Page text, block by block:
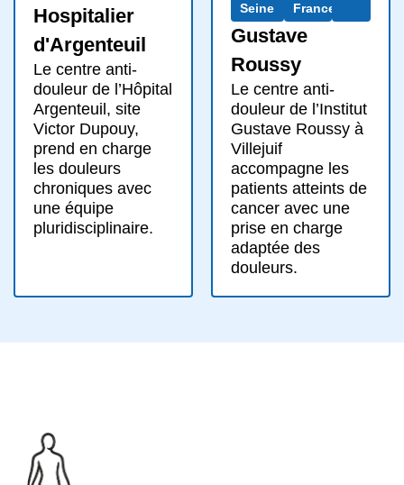
Hospitalier
d'Argenteuil
Le centre anti-
douleur de l’Hôpital
Argenteuil, site
Victor Dupouy,
prend en charge
les douleurs
chroniques avec
une équipe
pluridisciplinaire.
Seine
France
Gustave
Roussy
Le centre anti-
douleur de l’Institut
Gustave Roussy à
Villejuif
accompagne les
patients atteints de
cancer avec une
prise en charge
adaptée des
douleurs.